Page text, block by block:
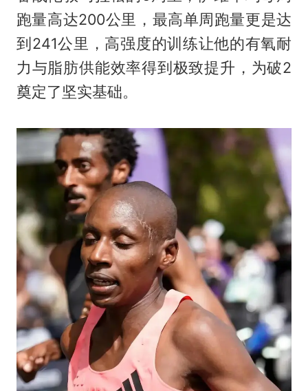
跑量高达200公里，最高单周跑量更是达
到241公里，高强度的训练让他的有氧耐
力与脂肪供能效率得到极致提升，为破2
奠定了坚实基础。